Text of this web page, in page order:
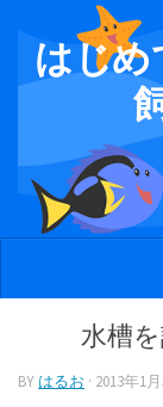
Skip to content
はじめ
水槽
BY はるお · 2013年1